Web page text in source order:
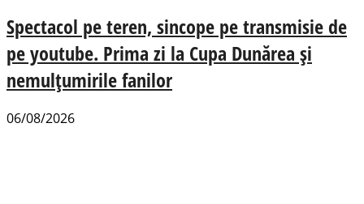
Spectacol pe teren, sincope pe transmisie de
pe youtube. Prima zi la Cupa Dunărea și
nemulțumirile fanilor
06/08/2026